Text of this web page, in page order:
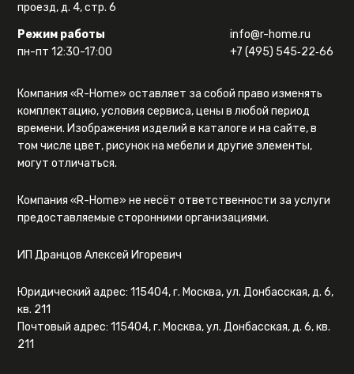
проезд, д. 4, стр. 6
Режим работы
пн-пт 12:30-17:00
info@r-home.ru
+7 (495) 545‑22‑66
Компания «R-Home» оставляет за собой право изменять
комплектацию, условия сервиса, цены в любой период
времени. Изображения изделий в каталоге и на сайте, в
том числе цвет, рисунок на мебели и другие элементы,
могут отличаться.
Компания «R-Home» не несёт ответственности за услуги
предоставляемые сторонними организациями.
ИП Дранцов Алексей Игоревич
Юридический адрес: 115404, г. Москва, ул. Донбасская, д. 6,
кв. 211
Почтовый адрес: 115404, г. Москва, ул. Донбасская, д. 6, кв.
211